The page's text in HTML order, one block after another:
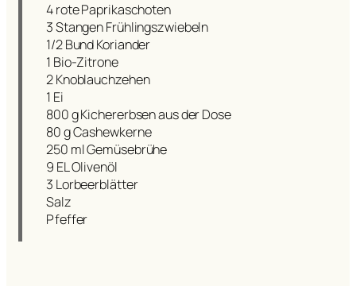
4 rote Paprikaschoten
3 Stangen Frühlingszwiebeln
1/2 Bund Koriander
1 Bio-Zitrone
2 Knoblauchzehen
1 Ei
800 g Kichererbsen aus der Dose
80 g Cashewkerne
250 ml Gemüsebrühe
9 EL Olivenöl
3 Lorbeerblätter
Salz
Pfeffer